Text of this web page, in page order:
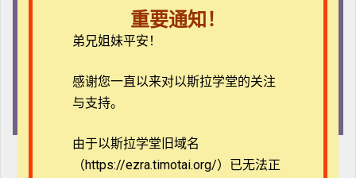
26 节课
67 学生
重要通知！
弟兄姐妹平安！
感谢您一直以来对以斯拉学堂的关注
与支持。
由于以斯拉学堂旧域名
（https://ezra.timotai.org/）已无法正